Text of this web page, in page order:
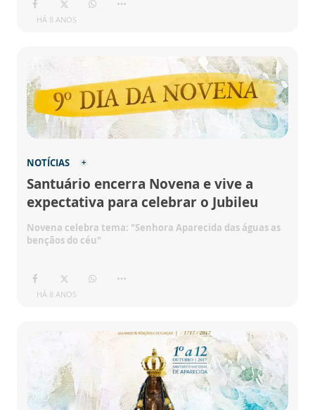
HÁ 8 ANOS
NOTÍCIAS
Santuário encerra Novena e vive a
expectativa para celebrar o Jubileu
Novena celebra tema: "Senhora Aparecida das águas as
bençãos do céu"
HÁ 8 ANOS